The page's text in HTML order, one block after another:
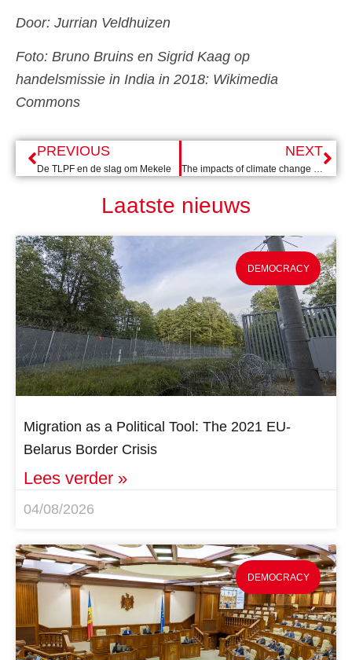
Door: Jurrian Veldhuizen
Foto: Bruno Bruins en Sigrid Kaag op
handelsmissie in India in 2018: Wikimedia
Commons
PREVIOUS
De TLPF en de slag om Mekele
NEXT
The impacts of climate change in Africa
Laatste nieuws
DEMOCRACY
Migration as a Political Tool: The 2021 EU-
Belarus Border Crisis
Lees verder »
04/08/2026
DEMOCRACY